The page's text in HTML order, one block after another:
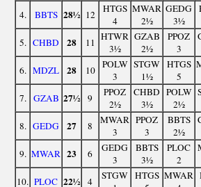
4. BBTS 28½ 12
HTGS
4
MWAR
2½
GEDG
3½
5. CHBD 28 11 HTWR
3½
GZAB
2½
PPOZ
3
6. MDZL 28 10 POLW
3
STGW
1½
HTGS
5
7. GZAB 27½ 9
PPOZ
2½
CHBD
3½
POLW
2½
8. GEDG 27 8
MWAR
3
PPOZ
3
BBTS
2½
9. MWAR 23 6
GEDG
3
BBTS
3½
PLOC
2
10. PLOC 22½ 4
STGW HTGS MWAR